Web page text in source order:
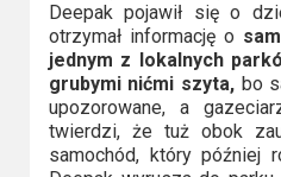
2022
2021
2020
Deepak pojawił się o
otrzymał informację o
jednym z lokalnych
grubymi nićmi szyta, bo
upozorowane, a
twierdzi, że tuż obok
samochód, który później